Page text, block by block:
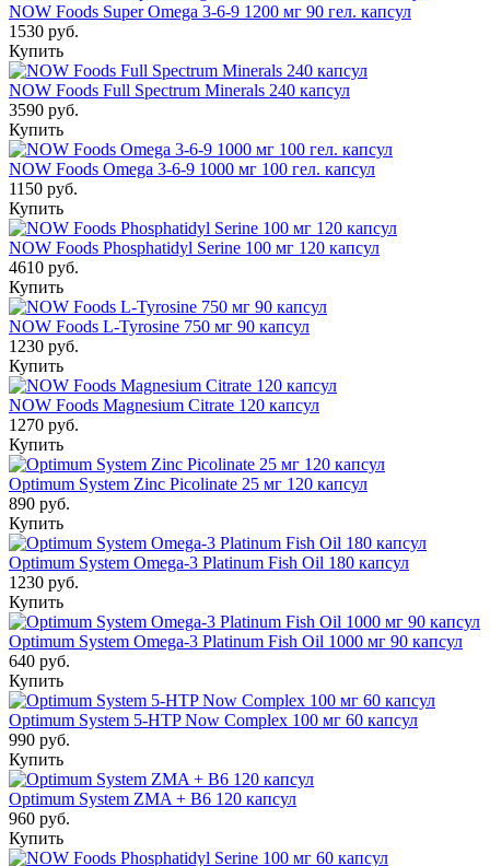
NOW Foods Super Omega 3-6-9 1200 мг 90 гел. капсул
1530 руб.
Купить
NOW Foods Full Spectrum Minerals 240 капсул
3590 руб.
Купить
NOW Foods Omega 3-6-9 1000 мг 100 гел. капсул
1150 руб.
Купить
NOW Foods Phosphatidyl Serine 100 мг 120 капсул
4610 руб.
Купить
NOW Foods L-Tyrosine 750 мг 90 капсул
1230 руб.
Купить
NOW Foods Magnesium Citrate 120 капсул
1270 руб.
Купить
Optimum System Zinc Picolinate 25 мг 120 капсул
890 руб.
Купить
Optimum System Omega-3 Platinum Fish Oil 180 капсул
1230 руб.
Купить
Optimum System Omega-3 Platinum Fish Oil 1000 мг 90 капсул
640 руб.
Купить
Optimum System 5-HTP Now Complex 100 мг 60 капсул
990 руб.
Купить
Optimum System ZMA + B6 120 капсул
960 руб.
Купить